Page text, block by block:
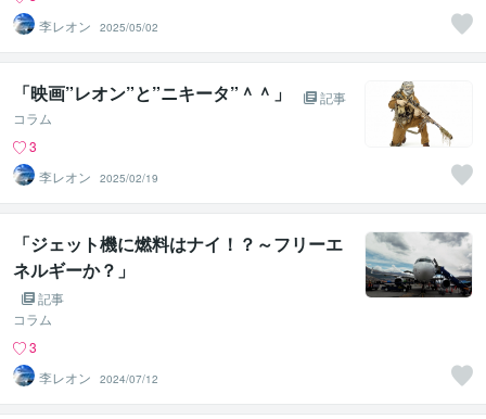
李レオン
2025/05/02
「映画”レオン”と”ニキータ”＾＾」
記事
コラム
3
李レオン
2025/02/19
「ジェット機に燃料はナイ！？～フリーエ
ネルギーか？」
記事
コラム
3
李レオン
2024/07/12